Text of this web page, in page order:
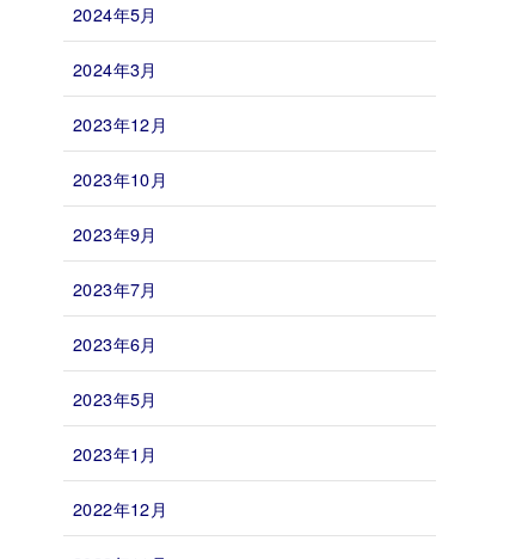
2024年5月
2024年3月
2023年12月
2023年10月
2023年9月
2023年7月
2023年6月
2023年5月
2023年1月
2022年12月